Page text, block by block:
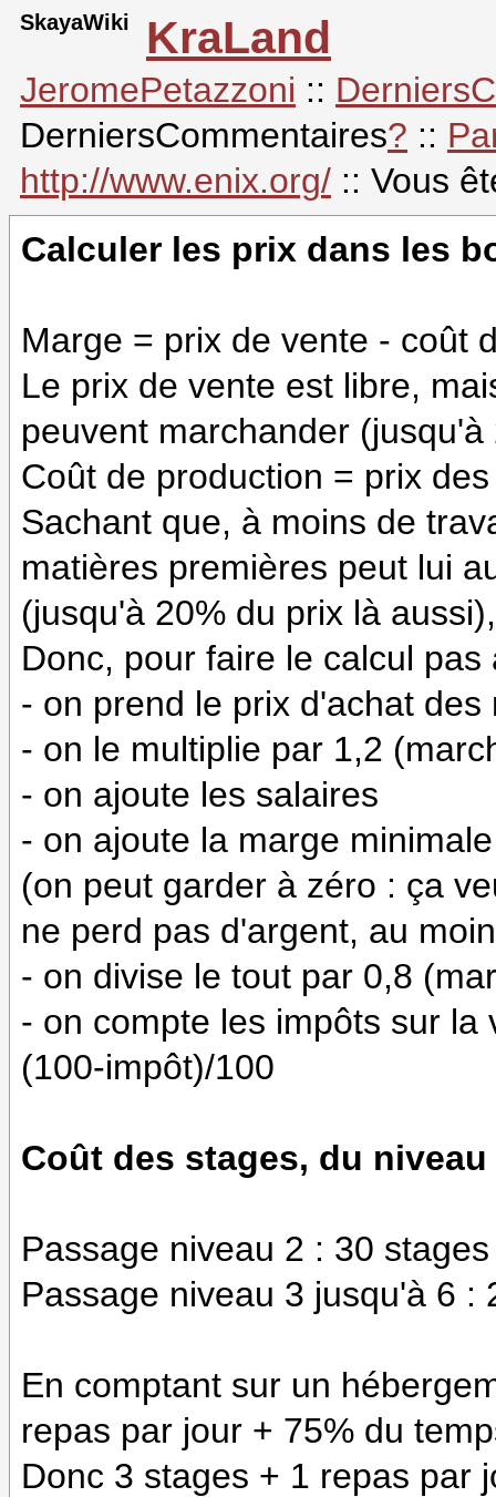
SkayaWiki KraLand
JeromePetazzoni ::
DerniersCommentaires? ::
http://www.enix.org/ :: Vous
Calculer les prix dans les
Marge = prix de vente - coût
Le prix de vente est libre,
peuvent marchander
Coût de production = prix
Sachant que, à moins de
matières premières peut lui
(jusqu'à 20% du prix là
Donc, pour faire le calcul pas
- on prend le prix d'achat des
- on le multiplie par 1,2
- on ajoute les salaires
- on ajoute la marge
(on peut garder à zéro : ça
ne perd pas d'argent, au
- on divise le tout par 0,8
- on compte les impôts sur
(100-impôt)/100
Coût des stages, du
Passage niveau 2 : 30 stages
Passage niveau 3 jusqu'à 6 :
En comptant sur un
repas par jour + 75% du
Donc 3 stages + 1 repas par